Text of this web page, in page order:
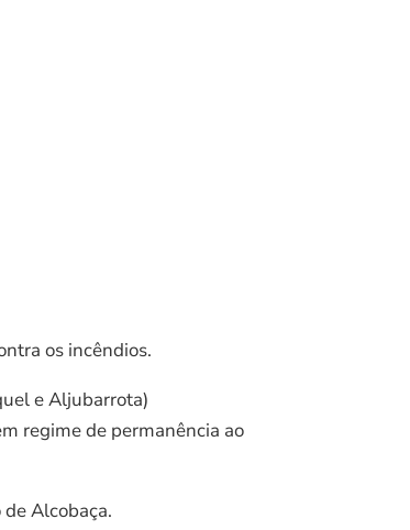
os incêndios.
e Aljubarrota)
regime de permanência ao
Alcobaça.